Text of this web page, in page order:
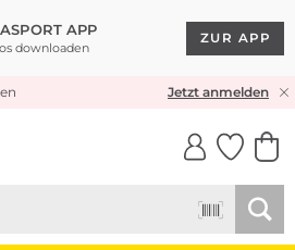
APP
downloaden
ZUR APP
VERSAND* & RÜCKVERSANDJetzt anmelden